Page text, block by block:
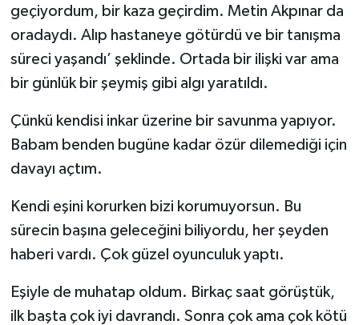
geçiyordum, bir kaza geçirdim. Metin Akpınar da
oradaydı. Alıp hastaneye götürdü ve bir tanışma
süreci yaşandı’ şeklinde. Ortada bir ilişki var ama
bir günlük bir şeymiş gibi algı yaratıldı.
Çünkü kendisi inkar üzerine bir savunma yapıyor.
Babam benden bugüne kadar özür dilemediği için
davayı açtım.
Kendi eşini korurken bizi korumuyorsun. Bu
sürecin başına geleceğini biliyordu, her şeyden
haberi vardı. Çok güzel oyunculuk yaptı.
Eşiyle de muhatap oldum. Birkaç saat görüştük,
ilk başta çok iyi davrandı. Sonra çok ama çok kötü